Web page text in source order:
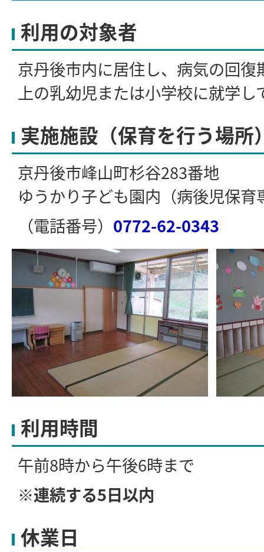
利用の対象者
京丹後市内に居住し、病気の回
上の乳幼児または小学校に就学し
実施施設（保育を行う場所
京丹後市峰山町杉谷283番地
ゆうかり子ども園内（病後児保育
（電話番号） 0772-62-0343
利用時間
午前8時から午後6時まで
※連続する5日以内
休業日